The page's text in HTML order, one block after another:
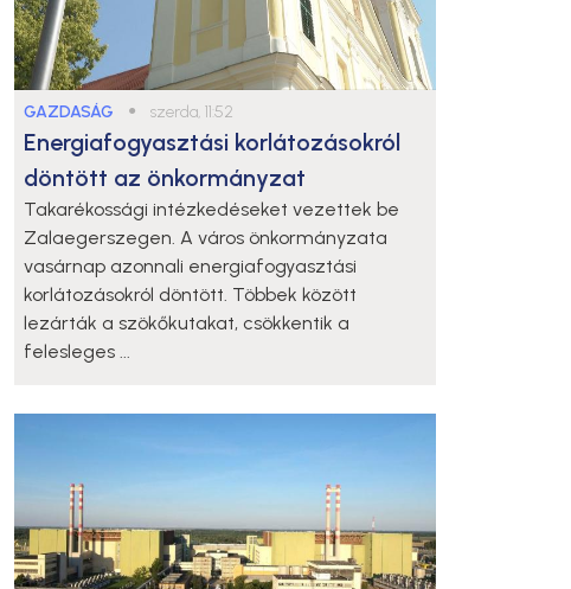
GAZDASÁG ● szerda, 11:52
Energiafogyasztási korlátozásokról
döntött az önkormányzat
Takarékossági intézkedéseket vezettek be
Zalaegerszegen. A város önkormányzata
vasárnap azonnali energiafogyasztási
korlátozásokról döntött. Többek között
lezárták a szökőkutakat, csökkentik a
felesleges ...